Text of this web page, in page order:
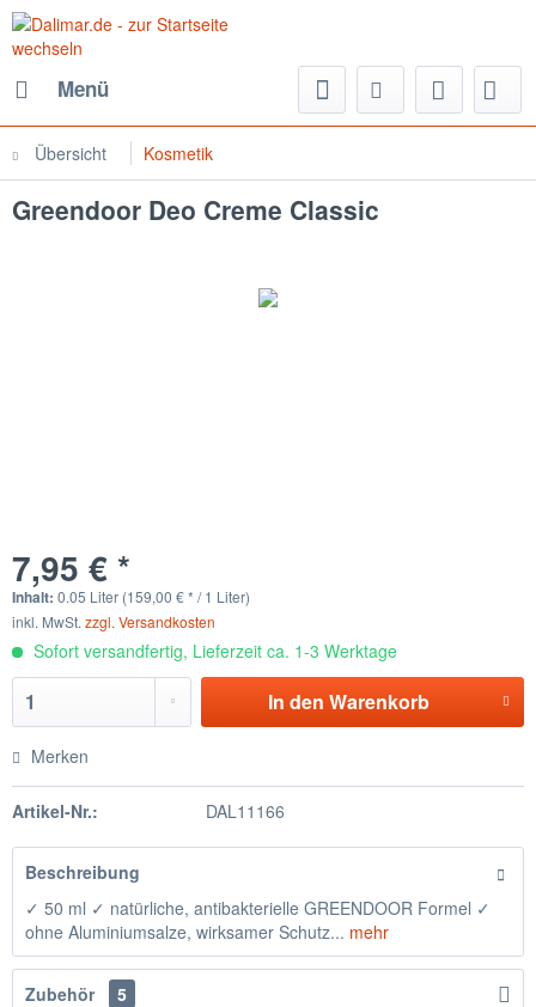
Menü
Übersicht Kosmetik
Greendoor Deo Creme Classic
7,95 € *
Inhalt: 0.05 Liter (159,00 € * / 1 Liter)
inkl. MwSt. zzgl. Versandkosten
Sofort versandfertig, Lieferzeit ca. 1-3 Werktage
In den Warenkorb
Merken
Artikel-Nr.: DAL11166
Beschreibung
✓ 50 ml ✓ natürliche, antibakterielle GREENDOOR Formel ✓
ohne Aluminiumsalze, wirksamer Schutz... mehr
Zubehör 5